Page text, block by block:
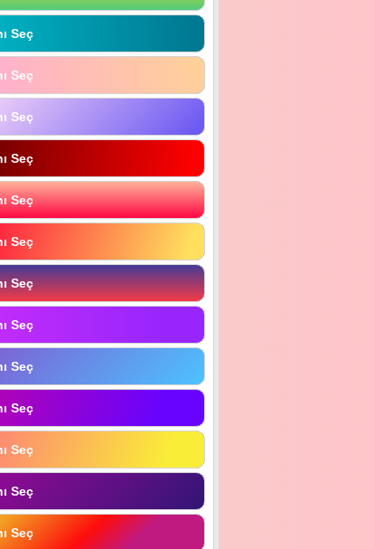
Seç
Seç
Seç
Seç
Seç
Seç
Seç
Seç
Seç
Seç
Seç
Seç
Seç